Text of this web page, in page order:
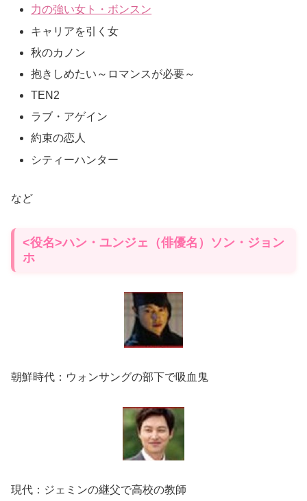
力の強い女ト・ボンスン
キャリアを引く女
秋のカノン
抱きしめたい～ロマンスが必要～
TEN2
ラブ・アゲイン
約束の恋人
シティーハンター
など
<役名>ハン・ユンジェ（俳優名）ソン・ジョン
ホ
朝鮮時代：ウォンサングの部下で吸血鬼
現代：ジェミンの継父で高校の教師